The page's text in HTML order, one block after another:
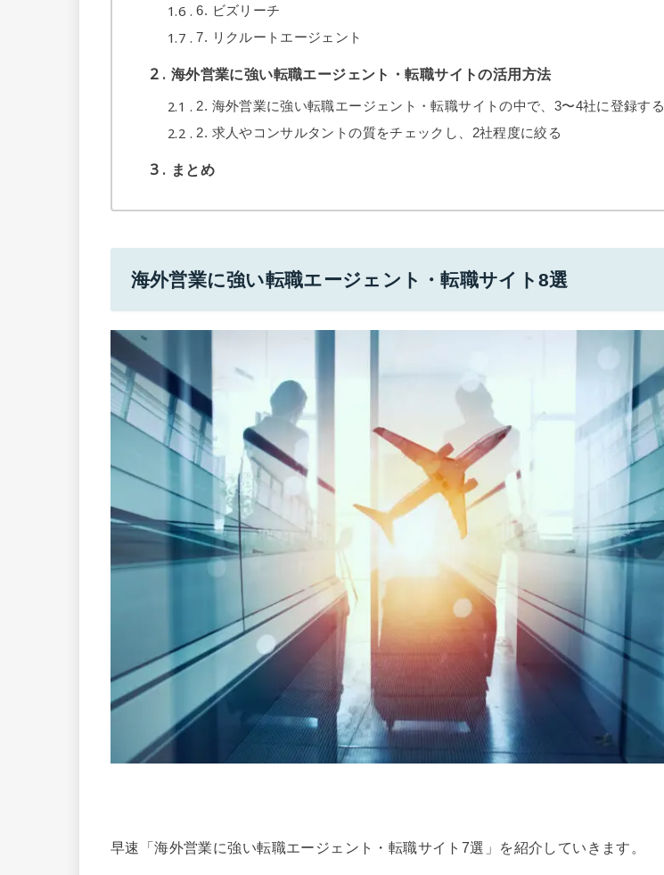
1.6 6. ビズリーチ
1.7 7. リクルートエージェント
2 海外営業に強い転職エージェント・転職サイトの活用方法
2.1 2. 海外営業に強い転職エージェント・転職サイトの中で、3〜4社に登録する
2.2 2. 求人やコンサルタントの質をチェックし、2社程度に絞る
3 まとめ
海外営業に強い転職エージェント・転職サイト8選
早速「海外営業に強い転職エージェント・転職サイト7選」を紹介していきます。